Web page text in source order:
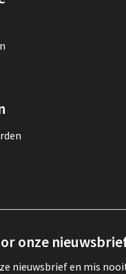
onze
nieuwsbrief en mis